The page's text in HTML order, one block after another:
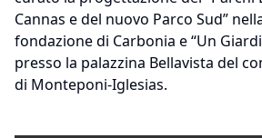
Cannas e del nuovo Parco Sud”
fondazione di Carbonia e “Un
presso la palazzina Bellavista del
di Monteponi-Iglesias.